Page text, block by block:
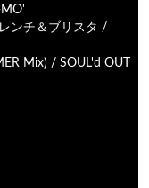
ンチ＆ブリスタ /
Mix) / SOUL'd OUT